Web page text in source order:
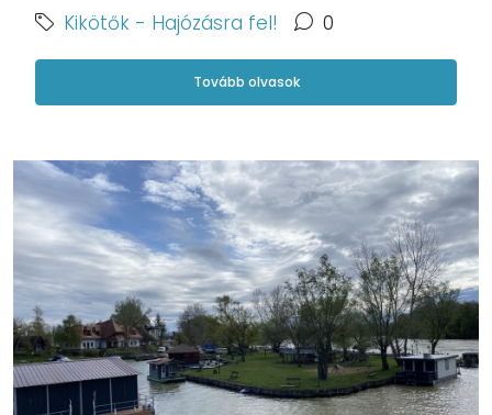
Kikötők - Hajózásra fel! 0
Tovább olvasok